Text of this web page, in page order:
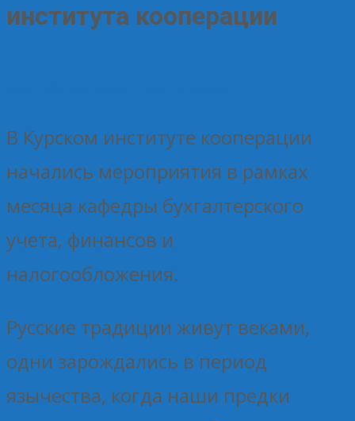
института кооперации
В Курском институте кооперации
начались мероприятия в рамках
месяца кафедры бухгалтерского
учета, финансов и
налогообложения.
Русские традиции живут веками,
одни зарождались в период
язычества, когда наши предки